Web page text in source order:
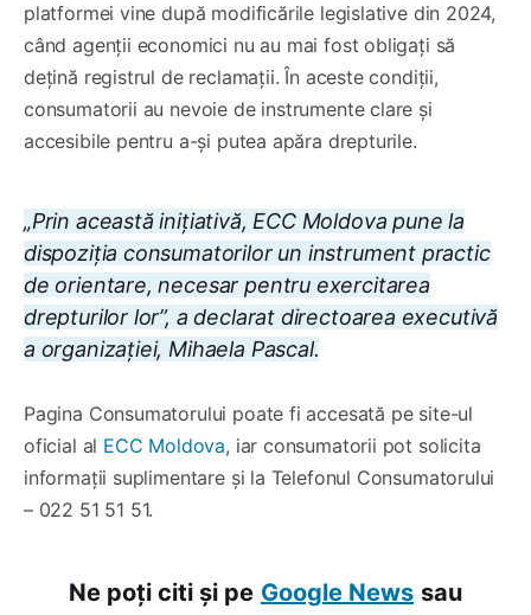
platformei vine după modificările legislative din 2024,
când agenții economici nu au mai fost obligați să
dețină registrul de reclamații. În aceste condiții,
consumatorii au nevoie de instrumente clare și
accesibile pentru a-și putea apăra drepturile.
„Prin această inițiativă, ECC Moldova pune la
dispoziția consumatorilor un instrument practic
de orientare, necesar pentru exercitarea
drepturilor lor”, a declarat directoarea executivă
a organizației, Mihaela Pascal.
Pagina Consumatorului poate fi accesată pe site-ul
oficial al ECC Moldova, iar consumatorii pot solicita
informații suplimentare și la Telefonul Consumatorului
– 022 51 51 51.
Ne poți citi și pe Google News sau